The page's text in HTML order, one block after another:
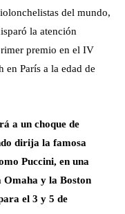
del mundo,
la atención
premio en el IV
París a la edad de
a un choque de
dirija la famosa
Puccini, en una
Omaha y la Boston
el 3 y 5 de